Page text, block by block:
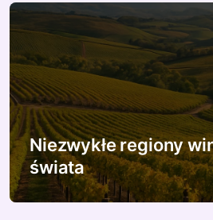
a
c
j
a
w
p
i
Niezwykłe regiony
świata